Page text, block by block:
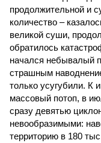
продолжительной и
количество –
великой суши,
обратилось
начался небывалый
страшным
только усугубили. К
массовый потоп, в
сразу девятью
невообразимыми:
территорию в 180